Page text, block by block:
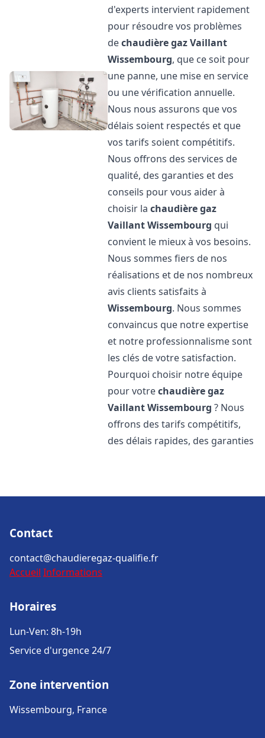
d'experts intervient rapidement
pour résoudre vos problèmes
dechaudière gaz Vaillant
Wissembourg, que ce soit pour
une panne, une mise en service
ou une vérification annuelle.
Nous nous assurons que vos
délais soient respectés et que
vos tarifs soient compétitifs.
Nous offrons des services de
qualité, des garanties et des
conseils pour vous aider à
choisir lachaudière gaz
VaillantWissembourg qui
convient le mieux à vos besoins.
Nous sommes fiers de nos
réalisations et de nos nombreux
avis clients satisfaits à
Wissembourg. Nous sommes
convaincus que notre expertise
et notre professionnalisme sont
les clés de votre satisfaction.
Pourquoi choisir notre équipe
pour votrechaudière gaz
VaillantWissembourg ? Nous
offrons des tarifs compétitifs,
des délais rapides, des garanties
Contact
contact@chaudieregaz-qualifie.fr
Accueil Informations
Horaires
Lun-Ven: 8h-19h
Service d'urgence 24/7
Zone intervention
Wissembourg, France